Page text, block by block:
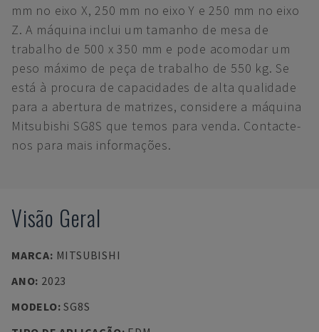
mm no eixo X, 250 mm no eixo Y e 250 mm no eixo
Z. A máquina inclui um tamanho de mesa de
trabalho de 500 x 350 mm e pode acomodar um
peso máximo de peça de trabalho de 550 kg. Se
está à procura de capacidades de alta qualidade
para a abertura de matrizes, considere a máquina
Mitsubishi SG8S que temos para venda. Contacte-
nos para mais informações.
Visão Geral
MARCA: MITSUBISHI
ANO: 2023
MODELO:SG8S